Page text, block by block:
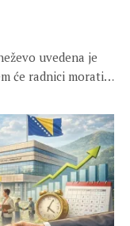
uvedena je
će radnici morati…